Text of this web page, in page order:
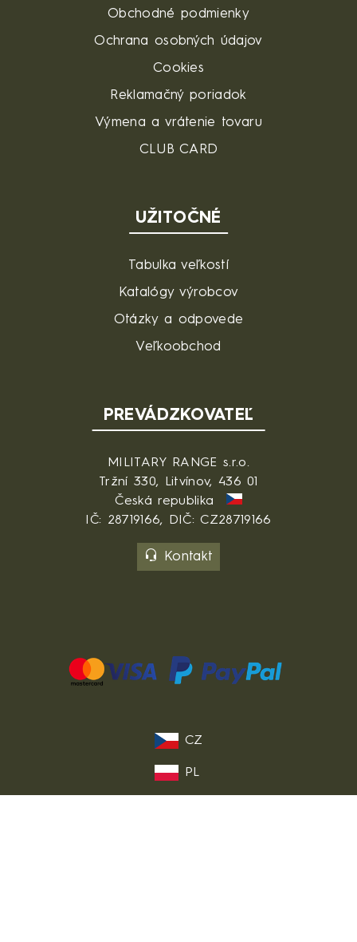
Obchodné podmienky
Ochrana osobných údajov
Cookies
Reklamačný poriadok
Výmena a vrátenie tovaru
CLUB CARD
UŽITOČNÉ
Tabulka veľkostí
Katalógy výrobcov
Otázky a odpovede
Veľkoobchod
PREVÁDZKOVATEĽ
MILITARY RANGE s.r.o.
Tržní 330, Litvínov, 436 01
Česká republika
IČ: 28719166, DIČ: CZ28719166
Kontakt
CZ
PL